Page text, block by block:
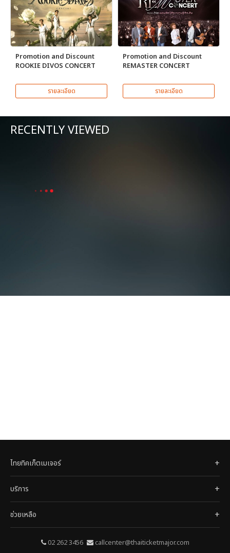
Promotion and Discount
ROOKIE DIVOS CONCERT
รายละเอียด
Promotion and Discount
REMASTER CONCERT
รายละเอียด
RECENTLY VIEWED
ไทยทิคเก็ตเมเจอร์
บริการ
ช่วยเหลือ
02 262 3456 callcenter@thaiticketmajor.com